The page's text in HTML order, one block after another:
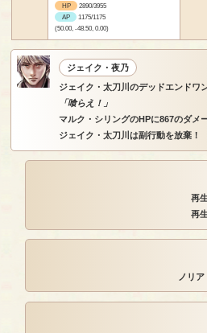
HP
2890/3955
AP
1175/1175
(50.00, -48.50, 0.00)
ジェイク・夜乃
ジェイク・太刀川のデッドエンドワ
「喰らえ！」
マルク・シリングのHPに867のダメ
ジェイク・太刀川は副行動を放棄！
再
再
ノリ